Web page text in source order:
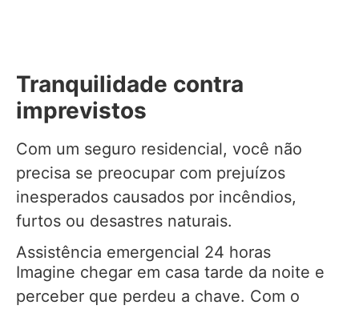
Tranquilidade contra
imprevistos
Com um seguro residencial, você não
precisa se preocupar com prejuízos
inesperados causados por incêndios,
furtos ou desastres naturais.
Assistência emergencial 24 horas
Imagine chegar em casa tarde da noite e
perceber que perdeu a chave. Com o